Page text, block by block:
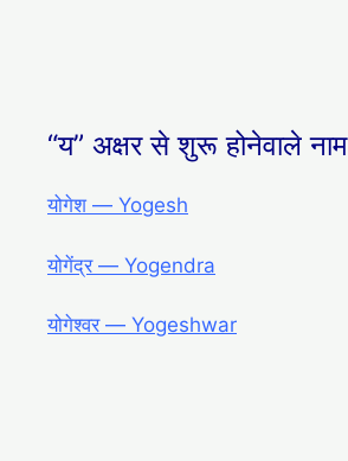
“य” अक्षर से शुरू होनेवाले नाम
योगेश ― Yogesh
योगेंद्र ― Yogendra
योगेश्वर ― Yogeshwar